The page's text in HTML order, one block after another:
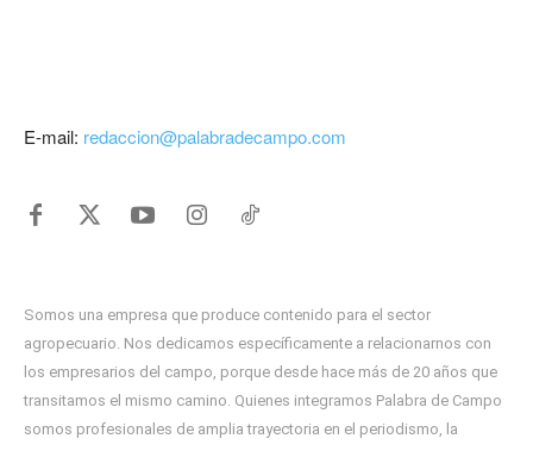
E-mail: redaccion@palabradecampo.com
Somos una empresa que produce contenido para el sector
agropecuario. Nos dedicamos específicamente a relacionarnos con
los empresarios del campo, porque desde hace más de 20 años que
transitamos el mismo camino. Quienes integramos Palabra de Campo
somos profesionales de amplia trayectoria en el periodismo, la